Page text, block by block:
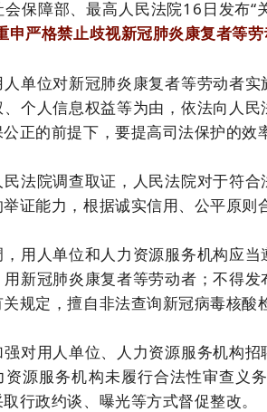
会保障部、最高人民法院16日发布
申严格禁止歧视新冠肺炎康复者等
单位对新冠肺炎康复者等劳动者
个人信息权益等为由，依法向人
正的前提下，要提高司法保护的效
法院调查取证，人民法院对于符
证能力，根据诚实信用、公平原则
用人单位和人力资源服务机构应
新冠肺炎康复者等劳动者；不得
规定，擅自非法查询新冠病毒核酸
强对用人单位、人力资源服务机构
资源服务机构未履行合法性审查义
行政约谈、曝光等方式督促整改。